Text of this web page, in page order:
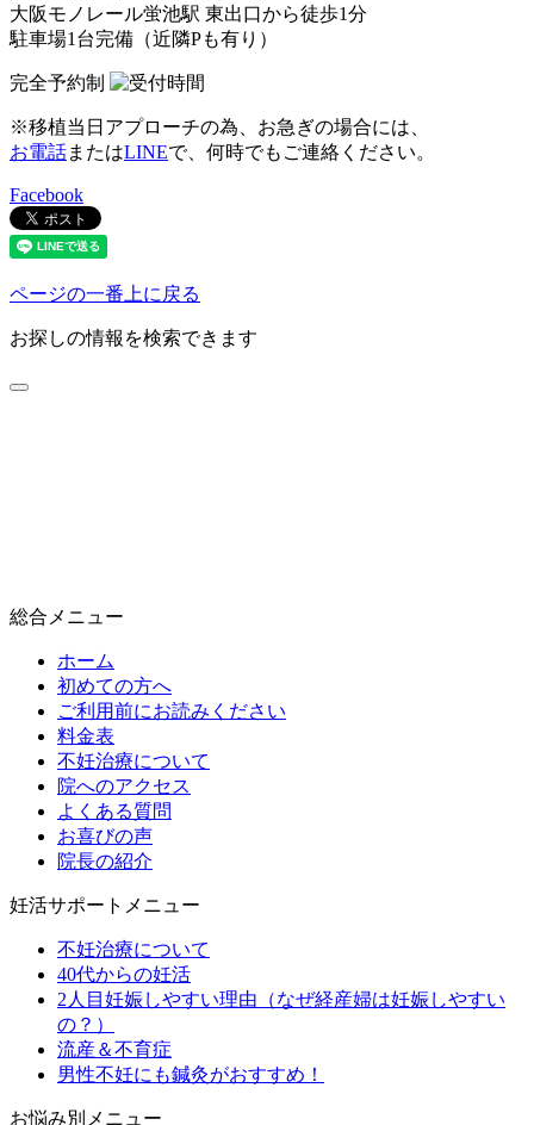
大阪モノレール蛍池駅 東出口から徒歩1分
駐車場1台完備（近隣Pも有り）
完全予約制
※移植当日アプローチの為、お急ぎの場合には、
お電話またはLINEで、何時でもご連絡ください。
Facebook
ページの一番上に戻る
お探しの情報を検索できます
総合メニュー
ホーム
初めての方へ
ご利用前にお読みください
料金表
不妊治療について
院へのアクセス
よくある質問
お喜びの声
院長の紹介
妊活サポートメニュー
不妊治療について
40代からの妊活
2人目妊娠しやすい理由（なぜ経産婦は妊娠しやすい
の？）
流産＆不育症
男性不妊にも鍼灸がおすすめ！
お悩み別メニュー